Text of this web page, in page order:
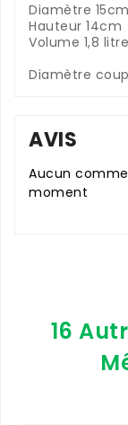
Diamètre 15cm
Hauteur 14cm
Volume 1,8 litre
Diamètre
AVIS
Aucun
moment
16